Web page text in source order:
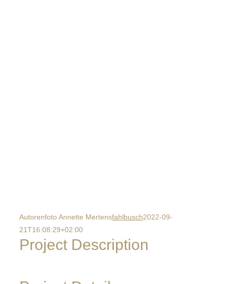
Autorenfoto Annette Mertensfahlbusch2022-09-
21T16:08:29+02:00
Project Description